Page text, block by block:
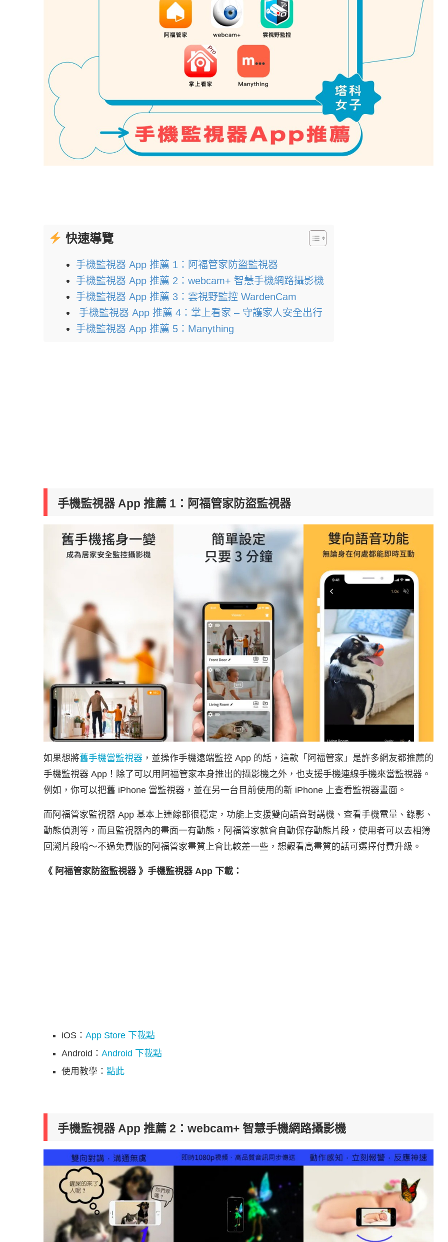
快速導覽
手機監視器 App 推薦 1：阿福管家防盜監視器
手機監視器 App 推薦 2：webcam+ 智慧手機網路攝影機
手機監視器 App 推薦 3：雲視野監控 WardenCam
手機監視器 App 推薦 4：掌上看家 – 守護家人安全出行
手機監視器 App 推薦 5：Manything
手機監視器 App 推薦 1：阿福管家防盜監視器
如果想將舊手機當監視器 ，並操作手機遠端監控 App 的話，這款「阿福管家」是許多網友都推薦的
手機監視器 App！除了可以用阿福管家本身推出的攝影機之外，也支援手機連線手機來當監視器。
例如，你可以把舊 iPhone 當監視器，並在另一台目前使用的新 iPhone 上查看監視器畫面。
而阿福管家監視器 App 基本上連線都很穩定，功能上支援雙向語音對講機、查看手機電量、錄影、
動態偵測等，而且監視器內的畫面一有動態，阿福管家就會自動保存動態片段，使用者可以去相簿
回溯片段唷～不過免費版的阿福管家畫質上會比較差一些，想觀看高畫質的話可選擇付費升級。
《 阿福管家防盜監視器 》手機監視器 App 下載：
iOS： App Store 下載點
Android： Android 下載點
使用教學： 點此
手機監視器 App 推薦 2：webcam+ 智慧手機網路攝影機